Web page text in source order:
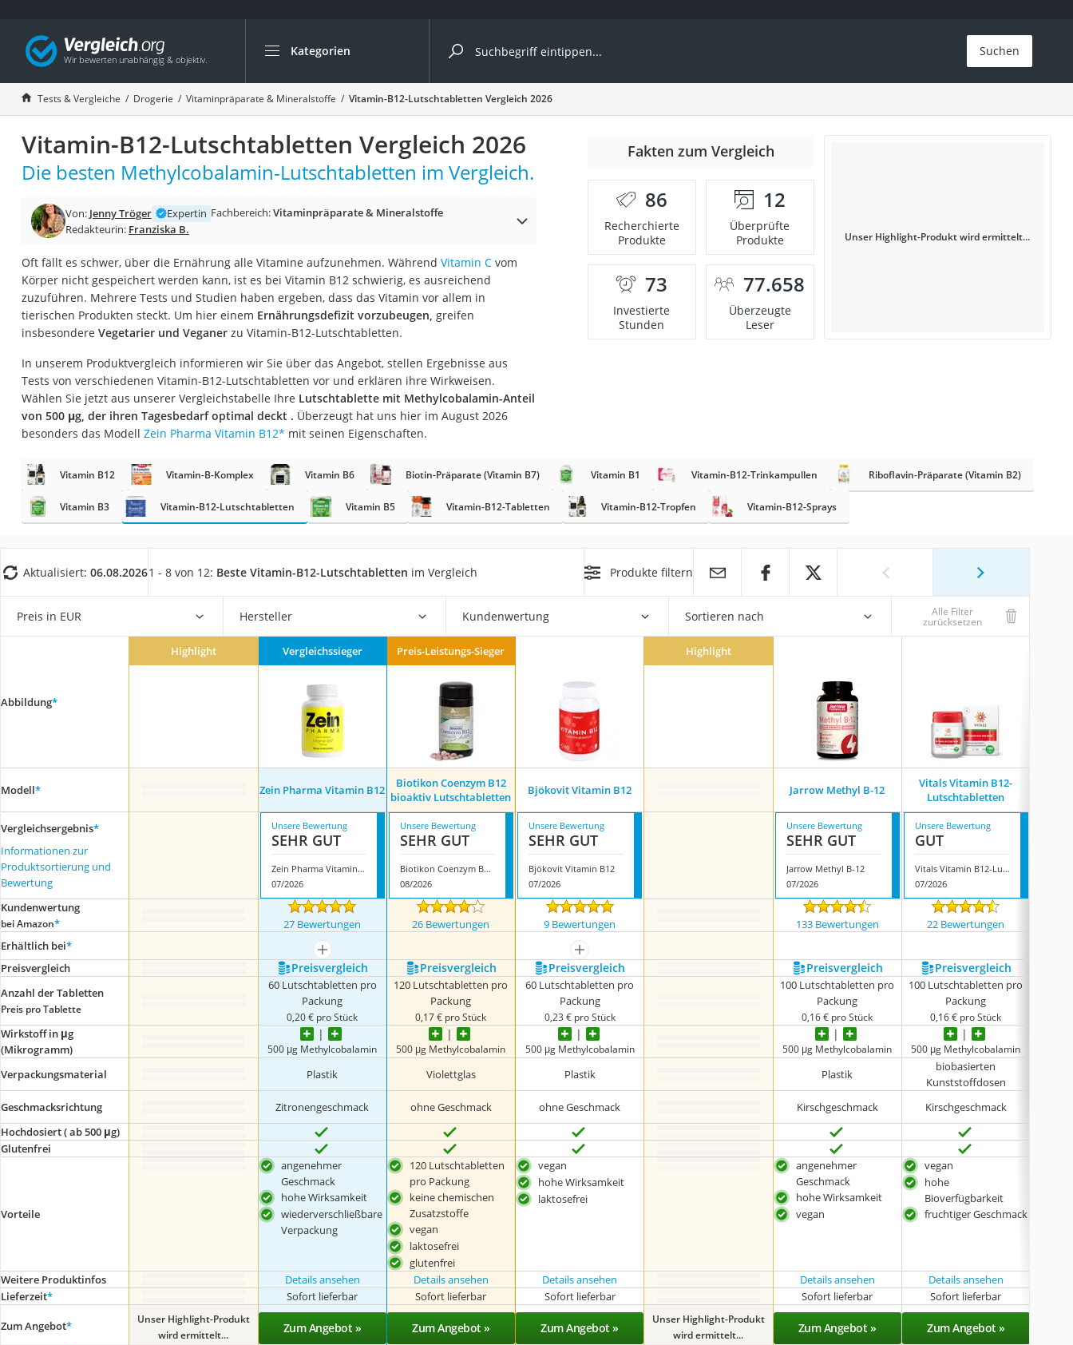
Kategorien
Die beliebtesten Vergleiche nach Kategorie
Drogerie
Inhalator
Haarschneider
Rollator
Katzenklappe (Chip)
Masturbator
Massagepistole
Epilierer
Eiweißpulver
Magnesiumpräparat
Katzenklappe
Nackenmassagegerät
Zeckenschutz Katze
leichter Haartrockner
Philips-Sonicare-Zahnbürste
Mineralfutter Pferd
Service
Suchen
Tests & Vergleiche Drogerie Vitaminpräparate & Mineralstoffe Vitamin-B12-Lutschtabletten Vergleich 2026
Vitamin-B12-Lutschtabletten Vergleich 2026
Die besten Methylcobalamin-Lutschtabletten im Vergleich.
Von: Jenny Tröger Expertin Fachbereich:Vitaminpräparate & Mineralstoffe
Redakteurin: Franziska B.
Oft fällt es schwer, über die Ernährung alle Vitamine aufzunehmen. Während Vitamin Cvom
Körper nicht gespeichert werden kann, ist es bei Vitamin B12 schwierig, es ausreichend
zuzuführen. Mehrere Tests und Studien haben ergeben, dass das Vitamin vor allem in
tierischen Produkten steckt. Um hier einem Ernährungsdefizit vorzubeugen, greifen
insbesondere Vegetarier und Veganerzu Vitamin-B12-Lutschtabletten.
In unserem Produktvergleich informieren wir Sie über das Angebot, stellen Ergebnisse aus
Tests von verschiedenen Vitamin-B12-Lutschtabletten vor und erklären ihre Wirkweisen.
Wählen Sie jetzt aus unserer Vergleichstabelle Ihre Lutschtablette mit Methylcobalamin-Anteil
von 500 μg, der ihren Tagesbedarf optimal deckt . Überzeugt hat uns hier im August 2026
besonders das Modell Zein Pharma Vitamin B12* mit seinen Eigenschaften.
Fakten zum Vergleich
86
Recherchierte
Produkte
12
Überprüfte
Produkte
73
Investierte
Stunden
77.658
Überzeugte
Leser
Unser Highlight-Produkt wird ermittelt...
Vitamin B12 Vitamin-B-Komplex Vitamin B6 Biotin-Präparate (Vitamin B7) Vitamin B1 Vitamin-B12-Trinkampullen Riboflavin-Präparate (Vitamin B2)
Vitamin B3 Vitamin-B12-Lutschtabletten Vitamin B5 Vitamin-B12-Tabletten Vitamin-B12-Tropfen Vitamin-B12-Sprays
Aktualisiert: 06.08.20261 - 8 von 12: Beste Vitamin-B12-Lutschtabletten im Vergleich Produkte filtern
Preis in EUR Hersteller Kundenwertung Sortieren nach Alle Filter
zurücksetzen
Abbildung*
Highlight Vergleichssieger Preis-Leistungs-Sieger Highlight
Modell* Zein Pharma Vitamin B12
Biotikon Coenzym B12
bioaktiv Lutschtabletten
Bjökovit Vitamin B12 Jarrow Methyl B-12
Vitals Vitamin B12-
Lutschtabletten
Vergleichsergebnis*
Informationen zur
Produktsortierung und
Bewertung
Unsere Bewertung
SEHR GUT
Zein Pharma Vitamin B12
07/2026
Unsere Bewertung
SEHR GUT
Biotikon Coenzym B12 bioaktiv Lutschtabletten
08/2026
Unsere Bewertung
SEHR GUT
Bjökovit Vitamin B12
07/2026
Unsere Bewertung
SEHR GUT
Jarrow Methyl B-12
07/2026
Unsere Bewertung
GUT
Vitals Vitamin B12-Lutschtabletten
07/2026
Kundenwertung
bei Amazon* 27 Bewertungen 26 Bewertungen 9 Bewertungen 133 Bewertungen 22 Bewertungen
Erhältlich bei*
mehr anzeigen
mehr anzeigen
Preis­vergleich
Preis­vergleich Preis­vergleich Preis­vergleich Preis­vergleich Preis­vergleich
Anzahl der Tabletten
Preis pro Tablette
60 Lutschtabletten pro
Packung
0,20 € pro Stück
120 Lutschtabletten pro
Packung
0,17 € pro Stück
60 Lutschtabletten pro
Packung
0,23 € pro Stück
100 Lutschtabletten pro
Packung
0,16 € pro Stück
100 Lutschtabletten pro
Packung
0,16 € pro Stück
Wirkstoff in μg
(Mikrogramm)
500 μg Methylcobalamin 500 μg Methylcobalamin 500 μg Methylcobalamin 500 μg Methylcobalamin 500 μg Methylcobalamin
Verpackungsmaterial Plastik Violettglas Plastik Plastik
biobasierten
Kunststoffdosen
Geschmacksrichtung
Zitronengeschmack ohne Geschmack ohne Geschmack Kirschgeschmack Kirschgeschmack
Hochdosiert ( ab 500 μg)
Glutenfrei
Vorteile
angenehmer
Geschmack
hohe Wirksamkeit
wiederverschließbare
Verpackung
120 Lutschtabletten
pro Packung
keine chemischen
Zusatzstoffe
vegan
laktosefrei
glutenfrei
vegan
hohe Wirksamkeit
laktosefrei
angenehmer
Geschmack
hohe Wirksamkeit
vegan
vegan
hohe
Bioverfügbarkeit
fruchtiger Geschmack
Weitere Produktinfos Details ansehen Details ansehen Details ansehen Details ansehen Details ansehen
Lieferzeit* Sofort lieferbar Sofort lieferbar Sofort lieferbar Sofort lieferbar Sofort lieferbar
Zum Angebot*
Unser Highlight-Produkt
wird ermittelt...
Zum Angebot » Zum Angebot » Zum Angebot »
Unser Highlight-Produkt
wird ermittelt...
Zum Angebot » Zum Angebot »